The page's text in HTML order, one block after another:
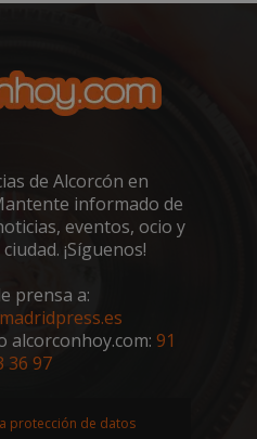
de Alcorcón en
informado de
eventos, ocio y
¡Síguenos!
prensa a:
alcorconhoy.com: 91
36 97
protección de datos
Spotify Inc.
.spotify.com